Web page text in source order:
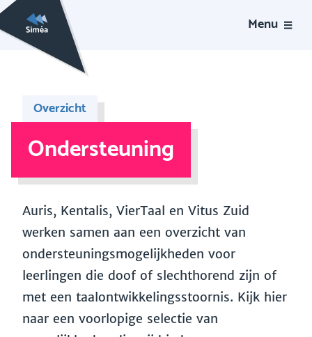
Menu
Overzicht
Ondersteuning
Auris, Kentalis, VierTaal en Vitus Zuid
werken samen aan een overzicht van
ondersteuningsmogelijkheden voor
leerlingen die doof of slechthorend zijn of
met een taalontwikkelingsstoornis. Kijk hier
naar een voorlopige selectie van